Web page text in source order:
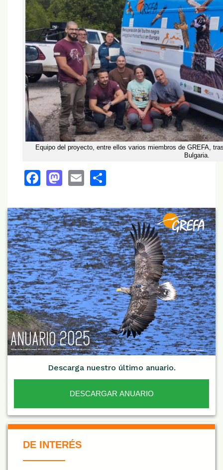
Equipo del proyecto, entre ellos varios miembros de GREFA,
Bulgaria.
Facebook
Mastodon
Email
Descarga nuestro último anuario.
DESCARGAR ANUARIO
De Interés NARANJA
DE INTERÉS